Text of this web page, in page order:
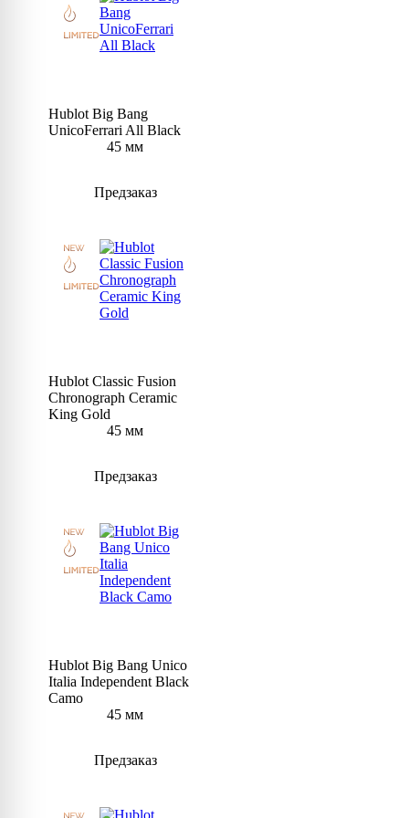
Hublot Big Bang
UnicoFerrari All Black
45 мм
Предзаказ
Hublot Classic Fusion
Chronograph Ceramic
King Gold
45 мм
Предзаказ
Hublot Big Bang Unico
Italia Independent Black
Camo
45 мм
Предзаказ